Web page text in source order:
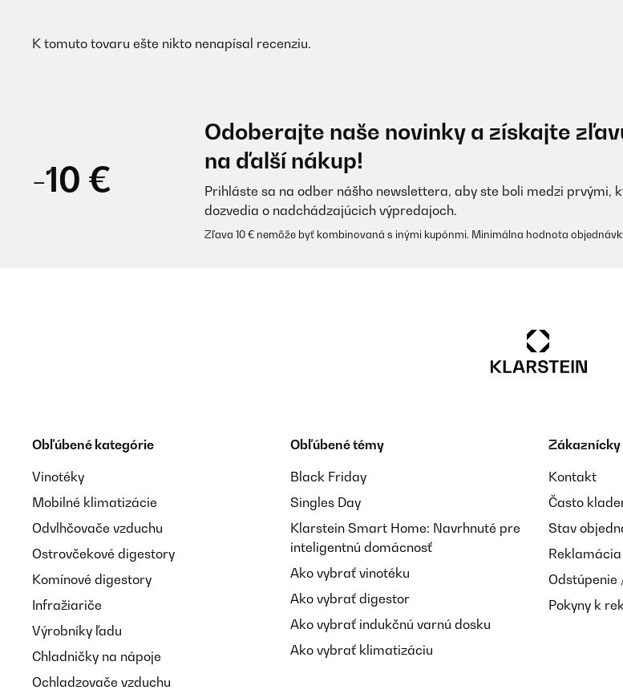
K tomuto tovaru ešte nikto nenapísal recenziu.
-10 €
Odoberajte naše novinky a získajte
na ďalší nákup!
Prihláste sa na odber nášho newslettera, aby ste boli medzi prvými,
dozvedia o nadchádzajúcich výpredajoch.
Zľava 10 € nemôže byť kombinovaná s inými kupónmi. Minimálna hodnota
Obľúbené kategórie
Vinotéky
Mobilné klimatizácie
Odvlhčovače vzduchu
Ostrovčekové digestory
Komínové digestory
Infražiariče
Výrobníky ľadu
Chladničky na nápoje
Ochladzovače vzduchu
Obľúbené témy
Black Friday
Singles Day
Klarstein Smart Home: Navrhnuté pre
inteligentnú domácnosť
Ako vybrať vinotéku
Ako vybrať digestor
Ako vybrať indukčnú varnú dosku
Ako vybrať klimatizáciu
Zákaznícky
Kontakt
Často
Stav
Reklamácia
Odstúpenie
Pokyny k